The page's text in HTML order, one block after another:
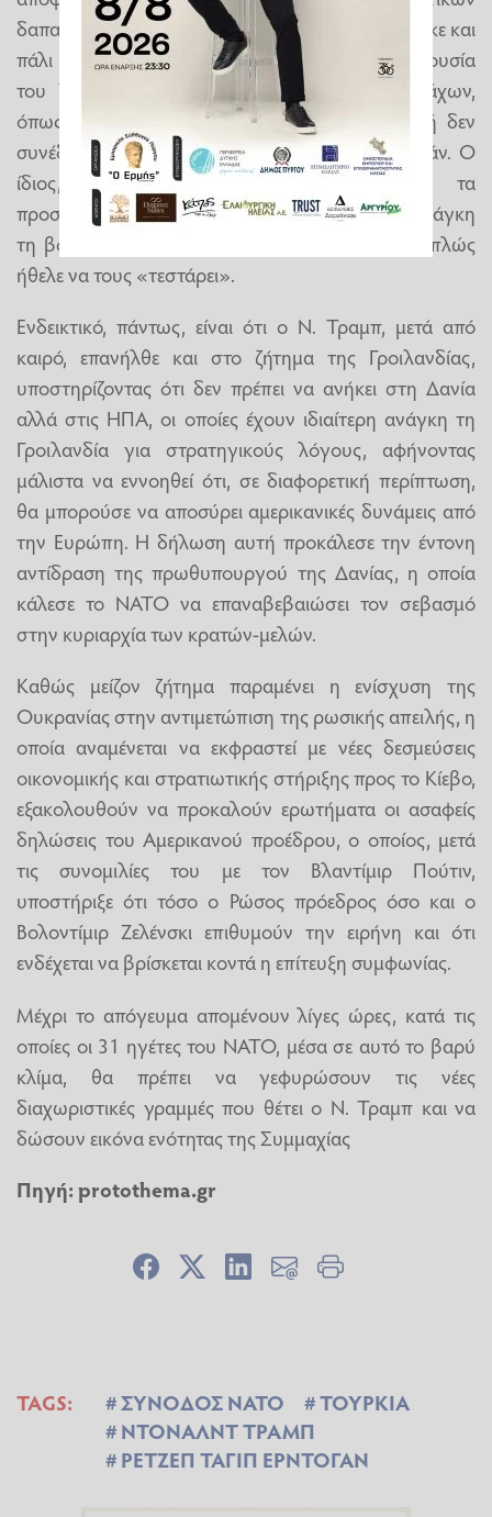
δαπανών στο 5% του ΑΕΠ.Τ ο κλίμα επιβαρύνθηκε και
πάλι μετά τη χθεσινή επίθεση του Ν. Τραμπ, παρουσία
του Τ. Ερντογάν, εναντίον μιας σειράς συμμάχων,
όπως η Γαλλία, η Ιταλία και η Βρετανία, επειδή δεν
συνέδραμαν τις ΗΠΑ στον πόλεμο κατά του Ιράν. Ο
ίδιος, πάντως, προκειμένου να διασώσει τα
προσχήματα, υποστήριξε ότι οι ΗΠΑ δεν είχαν ανάγκη
τη βοήθεια των Ευρωπαίων συμμάχων, αλλά απλώς
ήθελε να τους «τεστάρει».
Ενδεικτικό, πάντως, είναι ότι ο Ν. Τραμπ, μετά από
καιρό, επανήλθε και στο ζήτημα της Γροιλανδίας,
υποστηρίζοντας ότι δεν πρέπει να ανήκει στη Δανία
αλλά στις ΗΠΑ, οι οποίες έχουν ιδιαίτερη ανάγκη τη
Γροιλανδία για στρατηγικούς λόγους, αφήνοντας
μάλιστα να εννοηθεί ότι, σε διαφορετική περίπτωση,
θα μπορούσε να αποσύρει αμερικανικές δυνάμεις από
την Ευρώπη. Η δήλωση αυτή προκάλεσε την έντονη
αντίδραση της πρωθυπουργού της Δανίας, η οποία
κάλεσε το ΝΑΤΟ να επαναβεβαιώσει τον σεβασμό
στην κυριαρχία των κρατών-μελών.
Καθώς μείζον ζήτημα παραμένει η ενίσχυση της
Ουκρανίας στην αντιμετώπιση της ρωσικής απειλής, η
οποία αναμένεται να εκφραστεί με νέες δεσμεύσεις
οικονομικής και στρατιωτικής στήριξης προς το Κίεβο,
εξακολουθούν να προκαλούν ερωτήματα οι ασαφείς
δηλώσεις του Αμερικανού προέδρου, ο οποίος, μετά
τις συνομιλίες του με τον Βλαντίμιρ Πούτιν,
υποστήριξε ότι τόσο ο Ρώσος πρόεδρος όσο και ο
Βολοντίμιρ Ζελένσκι επιθυμούν την ειρήνη και ότι
ενδέχεται να βρίσκεται κοντά η επίτευξη συμφωνίας.
Μέχρι το απόγευμα απομένουν λίγες ώρες, κατά τις
οποίες οι 31 ηγέτες του ΝΑΤΟ, μέσα σε αυτό το βαρύ
κλίμα, θα πρέπει να γεφυρώσουν τις νέες
διαχωριστικές γραμμές που θέτει ο Ν. Τραμπ και να
δώσουν εικόνα ενότητας της Συμμαχίας
Πηγή:protothema.gr
TAGS: ΣΥΝΟΔΟΣ ΝΑΤΟ
ΤΟΥΡΚΙΑ
ΝΤΟΝΑΛΝΤ ΤΡΑΜΠ
ΡΕΤΖΕΠ ΤΑΓΙΠ ΕΡΝΤΟΓΑΝ